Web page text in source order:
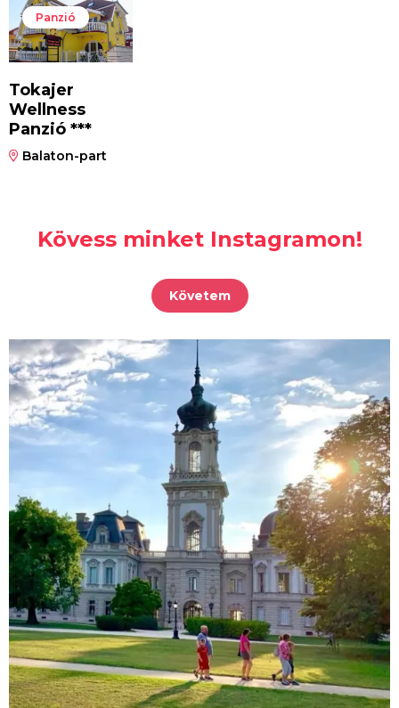
Panzió
Tokajer
Wellness
Panzió ***
Balaton-part
Kövess minket Instagramon!
Követem